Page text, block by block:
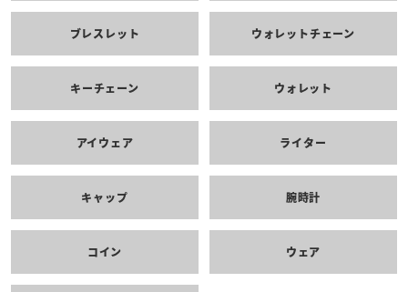
ブレスレット ウォレットチェーン
キーチェーン ウォレット
アイウェア ライター
キャップ 腕時計
コイン ウェア